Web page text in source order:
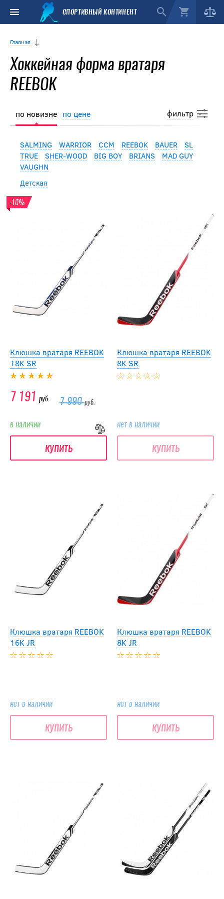
СПОРТИВНЫЙ КОНТИНЕНТ
Главная
Хоккейная форма вратаря
REEBOK
фильтр
по новизне по цене
SALMING WARRIOR CCM REEBOK BAUER
SL
TRUE
SHER-WOOD BIG BOY BRIANS
MAD GUY
VAUGHN
Детская
-10%
Клюшка вратаря REEBOK
18K SR
7 191 руб. 7 990руб.
в наличии
купить
Клюшка вратаря REEBOK
8K SR
нет в наличии
купить
Клюшка вратаря REEBOK
16K JR
нет в наличии
купить
Клюшка вратаря REEBOK
8K JR
нет в наличии
купить